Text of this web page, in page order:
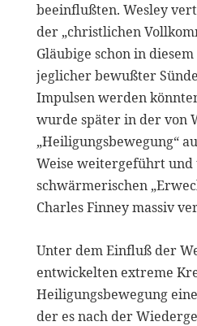
beeinflußten. Wesley
der „christlichen
Gläubige schon in
jeglicher bewußter
Impulsen werden
wurde später in der von
„Heiligungsbewegung“
Weise weitergeführt und
schwärmerischen
Charles Finney massiv
Unter dem Einfluß der
entwickelten extreme
Heiligungsbewegung
der es nach der